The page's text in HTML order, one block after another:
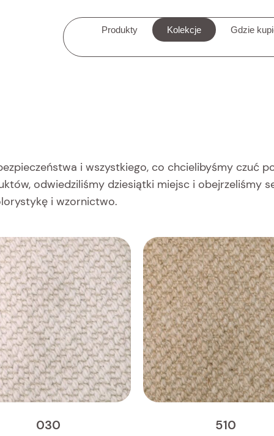
Produkty Kolekcje Gdzie
i wszystkiego, co chcielibyśmy czuć
odwiedziliśmy dziesiątki miejsc i obejrzeliśmy
i wzornictwo.
030 510